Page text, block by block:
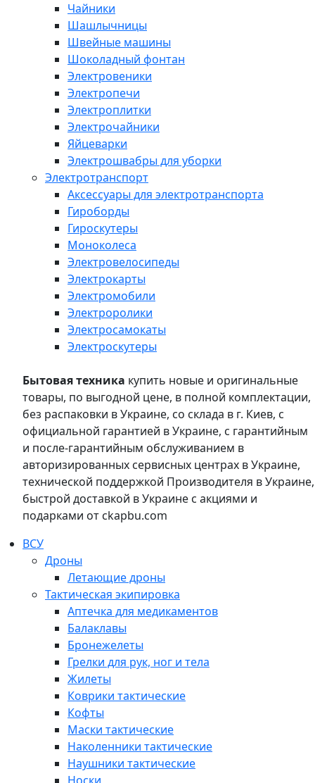
Чайники
Шашлычницы
Швейные машины
Шоколадный фонтан
Электровеники
Электропечи
Электроплитки
Электрочайники
Яйцеварки
Электрошвабры для уборки
Электротранспорт
Аксессуары для электротранспорта
Гироборды
Гироскутеры
Моноколеса
Электровелосипеды
Электрокарты
Электромобили
Электроролики
Электросамокаты
Электроскутеры
Бытовая техника купить новые и оригинальные
товары, по выгодной цене, в полной комплектации,
без распаковки в Украине, со склада в г. Киев, с
официальной гарантией в Украине, с гарантийным
и после-гарантийным обслуживанием в
авторизированных сервисных центрах в Украине,
технической поддержкой Производителя в Украине,
быстрой доставкой в Украине с акциями и
подарками от ckapbu.com
ВСУ
Дроны
Летающие дроны
Тактическая экипировка
Аптечка для медикаментов
Балаклавы
Бронежелеты
Грелки для рук, ног и тела
Жилеты
Коврики тактические
Кофты
Маски тактические
Наколенники тактические
Наушники тактические